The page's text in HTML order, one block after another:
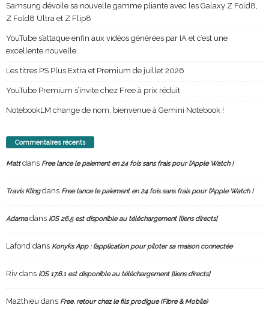
Samsung dévoile sa nouvelle gamme pliante avec les Galaxy Z Fold8,
Z Fold8 Ultra et Z Flip8
YouTube s’attaque enfin aux vidéos générées par IA et c’est une
excellente nouvelle
Les titres PS Plus Extra et Premium de juillet 2026
YouTube Premium s’invite chez Free à prix réduit
NotebookLM change de nom, bienvenue à Gemini Notebook !
Commentaires récents
Mattdans Free lance le paiement en 24 fois sans frais pour l’Apple Watch !
Travis Klingdans Free lance le paiement en 24 fois sans frais pour l’Apple Watch !
Adamadans iOS 26.5 est disponible au téléchargement [liens directs]
Lafond dans Konyks App : l’application pour piloter sa maison connectée
Riv dans iOS 17.6.1 est disponible au téléchargement [liens directs]
Ma2thieu dans Free, retour chez le fils prodigue (Fibre & Mobile)